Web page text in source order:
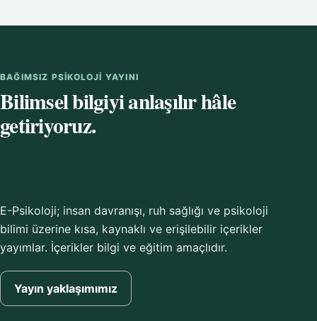
BAĞIMSIZ PSIKOLOJI YAYINI
Bilimsel bilgiyi anlaşılır hâle
getiriyoruz.
E-Psikoloji; insan davranışı, ruh sağlığı ve psikoloji
bilimi üzerine kısa, kaynaklı ve erişilebilir içerikler
yayımlar. İçerikler bilgi ve eğitim amaçlıdır.
Yayın yaklaşımımız